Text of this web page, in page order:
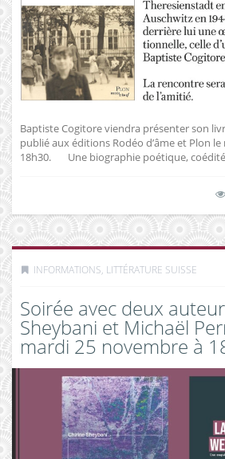
Baptiste Cogitore viendra présenter son
publié aux éditions Rodéo d’âme et Plon
18h30. Une biographie poétique,
INFORMATIONS, LITTÉRATURE SUISSE
Soirée avec deux
Sheybani et Michaël
mardi 25 novembre à